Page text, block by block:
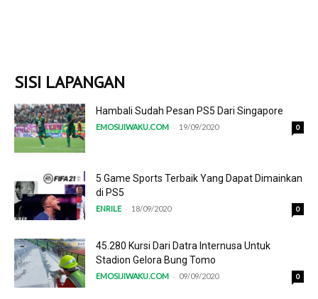
SISI LAPANGAN
Hambali Sudah Pesan PS5 Dari Singapore
EMOSIJIWAKU.COM - 19/09/2020 0
5 Game Sports Terbaik Yang Dapat Dimainkan
di PS5
ENRILE - 18/09/2020 0
45.280 Kursi Dari Datra Internusa Untuk
Stadion Gelora Bung Tomo
EMOSIJIWAKU.COM - 09/09/2020 0